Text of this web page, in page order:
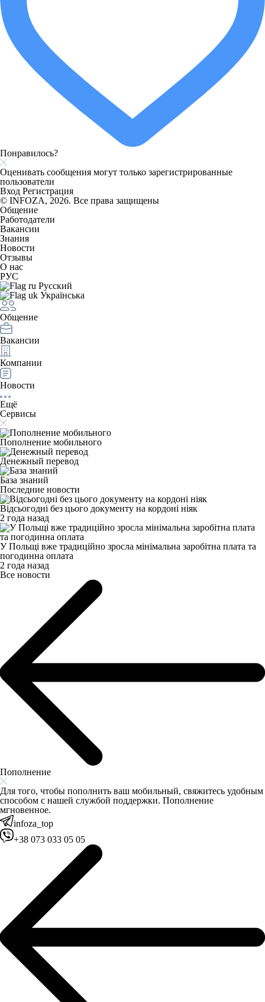
Понравилось?
Оценивать сообщения могут только зарегистрированные
пользователи
Вход Регистрация
© INFOZA, 2026. Все права защищены
Общение
Работодатели
Вакансии
Знания
Новости
Отзывы
О нас
РУС
Русский
Українська
Общение
Вакансии
Компании
Новости
Ещё
Сервисы
Пополнение мобильного
Денежный перевод
База знаний
Последние новости
Відсьогодні без цього документу на кордоні ніяк
2 года назад
У Польщі вже традиційно зросла мінімальна заробітна плата та
погодинна оплата
2 года назад
Все новости
Пополнение
Для того, чтобы пополнить ваш мобильный, свяжитесь удобным
способом с нашей службой поддержки. Пополнение
мгновенное.
infoza_top
+38 073 033 05 05